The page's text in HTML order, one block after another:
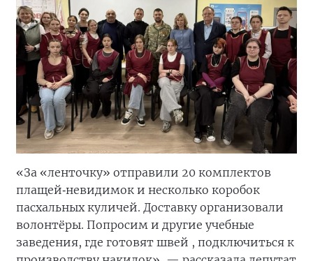
«За «ленточку» отправили 20 комплектов
плащей‑невидимок и несколько коробок
пасхальных куличей. Доставку организовали
волонтёры. Попросим и другие учебные
заведения, где готовят швей , подключиться к